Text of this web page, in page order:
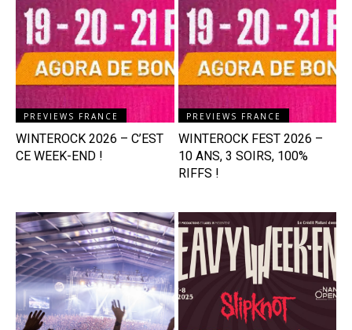
PREVIEWS FRANCE
WINTEROCK 2026 – C’EST
CE WEEK-END !
PREVIEWS FRANCE
WINTEROCK FEST 2026 –
10 ANS, 3 SOIRS, 100%
RIFFS !